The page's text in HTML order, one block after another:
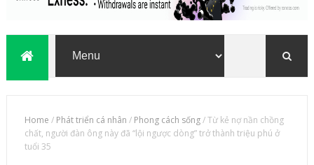
Home / Phát triển cá nhân / Phong cách sống/Từ kẻ nợ nần chồng
chất, người đàn ông này đã “lội ngược dòng” trở thành triệu phú ở
tuổi 35